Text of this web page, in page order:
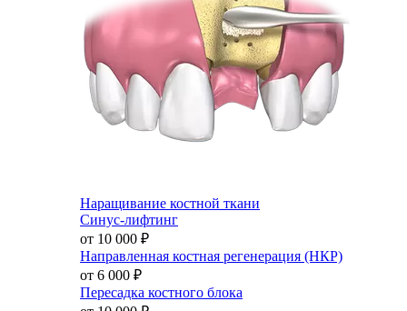
Наращивание костной ткани
Синус-лифтинг
от 10 000 ₽
Направленная костная регенерация (НКР)
от 6 000 ₽
Пересадка костного блока